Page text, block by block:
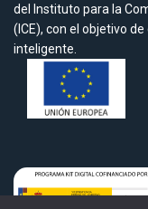
del Instituto para la
(ICE), con el objetivo
inteligente.